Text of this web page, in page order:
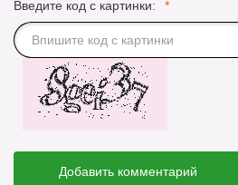
Введите код с картинки:
Добавить комментарий